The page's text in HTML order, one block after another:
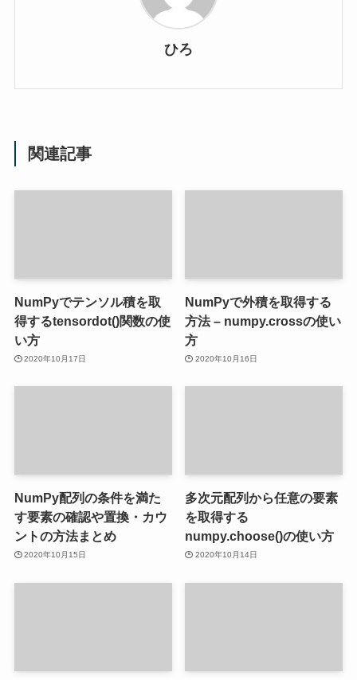
ひろ
関連記事
NumPyでテンソル積を取
得するtensordot()関数の使
い方
2020年10月17日
NumPyで外積を取得する
方法 – numpy.crossの使い
方
2020年10月16日
NumPy配列の条件を満た
す要素の確認や置換・カウ
ントの方法まとめ
2020年10月15日
多次元配列から任意の要素
を取得する
numpy.choose()の使い方
2020年10月14日